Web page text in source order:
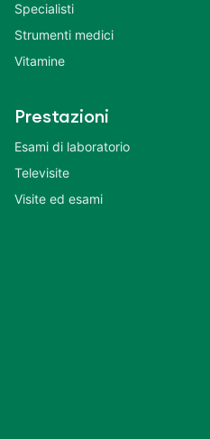
Specialisti
Strumenti medici
Vitamine
Prestazioni
Esami di laboratorio
Televisite
Visite ed esami